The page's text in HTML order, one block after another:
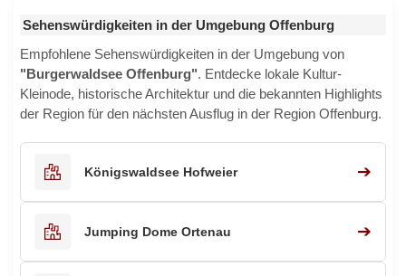
Sehenswürdigkeiten in der Umgebung Offenburg
Empfohlene Sehenswürdigkeiten in der Umgebung von
"Burgerwaldsee Offenburg". Entdecke lokale Kultur-
Kleinode, historische Architektur und die bekannten Highlights
der Region für den nächsten Ausflug in der Region Offenburg.
Königswaldsee Hofweier ➔
Jumping Dome Ortenau ➔